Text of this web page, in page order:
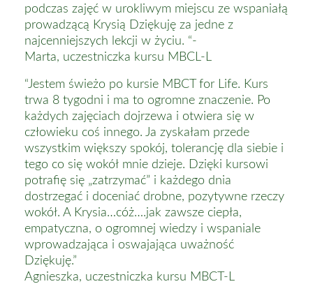
podczas zajęć w urokliwym miejscu ze wspaniałą
prowadzącą Krysią Dziękuję za jedne z
najcenniejszych lekcji w życiu. “-
Marta, uczestniczka kursu MBCL-L
“Jestem świeżo po kursie MBCT for Life. Kurs
trwa 8 tygodni i ma to ogromne znaczenie. Po
każdych zajęciach dojrzewa i otwiera się w
człowieku coś innego. Ja zyskałam przede
wszystkim większy spokój, tolerancję dla siebie i
tego co się wokół mnie dzieje. Dzięki kursowi
potrafię się „zatrzymać” i każdego dnia
dostrzegać i doceniać drobne, pozytywne rzeczy
wokół. A Krysia…cóż….jak zawsze ciepła,
empatyczna, o ogromnej wiedzy i wspaniale
wprowadzająca i oswajająca uważność
Dziękuję.”
Agnieszka, uczestniczka kursu MBCT-L